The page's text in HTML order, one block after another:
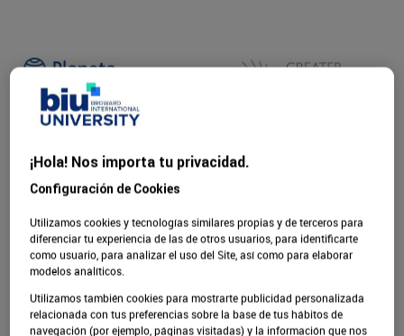
¡Hola! Nos importa tu privacidad.
Configuración de Cookies
Utilizamos cookies y tecnologías similares propias y de terceros para
diferenciar tu experiencia de las de otros usuarios, para identificarte
como usuario, para analizar el uso del Site, así como para elaborar
modelos analíticos.
Utilizamos también cookies para mostrarte publicidad personalizada
relacionada con tus preferencias sobre la base de tus hábitos de
navegación (por ejemplo, páginas visitadas) y la información que nos